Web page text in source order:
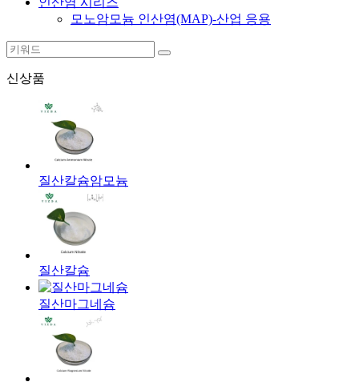
모노암모늄 인산염(MAP)-산업 응용
신상품
질산칼슘암모늄
질산칼슘
질산마그네슘